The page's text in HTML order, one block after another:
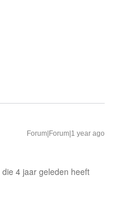
Forum|Forum|1 year ago
4 jaar geleden heeft